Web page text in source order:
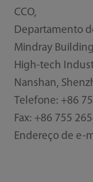
CCO,
Departamento
Mindray
High-tech
Nanshan,
Telefone: +86
Fax: +86 755
Endereço de e-